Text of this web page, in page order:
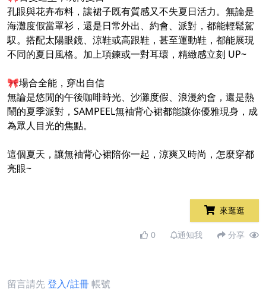
孔眼與花卉布料，讓裙子既有質感又不失夏日活力。無論是
海灘度假當罩衫，還是日常外出、約會、派對，都能輕鬆駕
馭。搭配太陽眼鏡、涼鞋或高跟鞋，甚至運動鞋，都能展現
不同的夏日風格。加上項鍊或一對耳環，精緻感立刻 UP~
🎀場合全能，穿出自信
無論是悠閒的午後咖啡時光、沙灘度假、浪漫約會，還是熱
鬧的夏季派對，SAMPEEL無袖背心裙都能讓你優雅現身，成
為眾人目光的焦點。
這個夏天，讓無袖背心裙陪你一起，涼爽又時尚，怎麼穿都
亮眼~
來逛逛
0 通知我 分享
留言請先登入/註冊帳號